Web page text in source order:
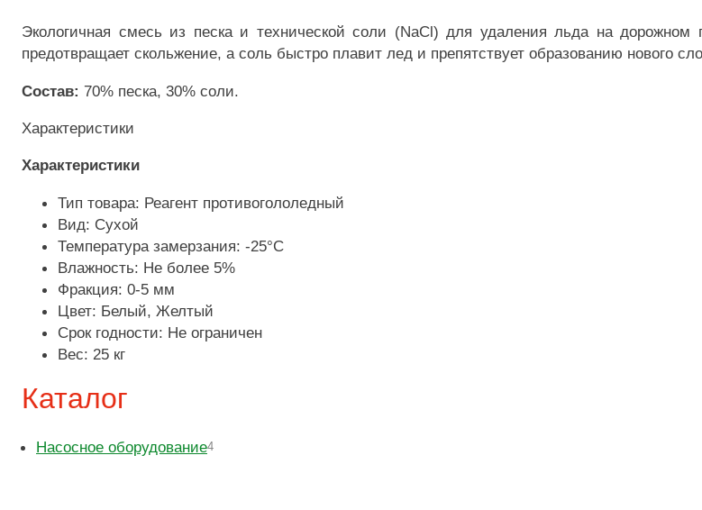
Экологичная смесь из песка и технической соли (NaCl) для удаления льда на дорожном
предотвращает скольжение, а соль быстро плавит лед и препятствует образованию нового
Состав: 70% песка, 30% соли.
Характеристики
Характеристики
Тип товара: Реагент противогололедный
Вид: Сухой
Температура замерзания: -25°С
Влажность: Не более 5%
Фракция: 0-5 мм
Цвет: Белый, Желтый
Срок годности: Не ограничен
Вес: 25 кг
Каталог
Насосное оборудование4